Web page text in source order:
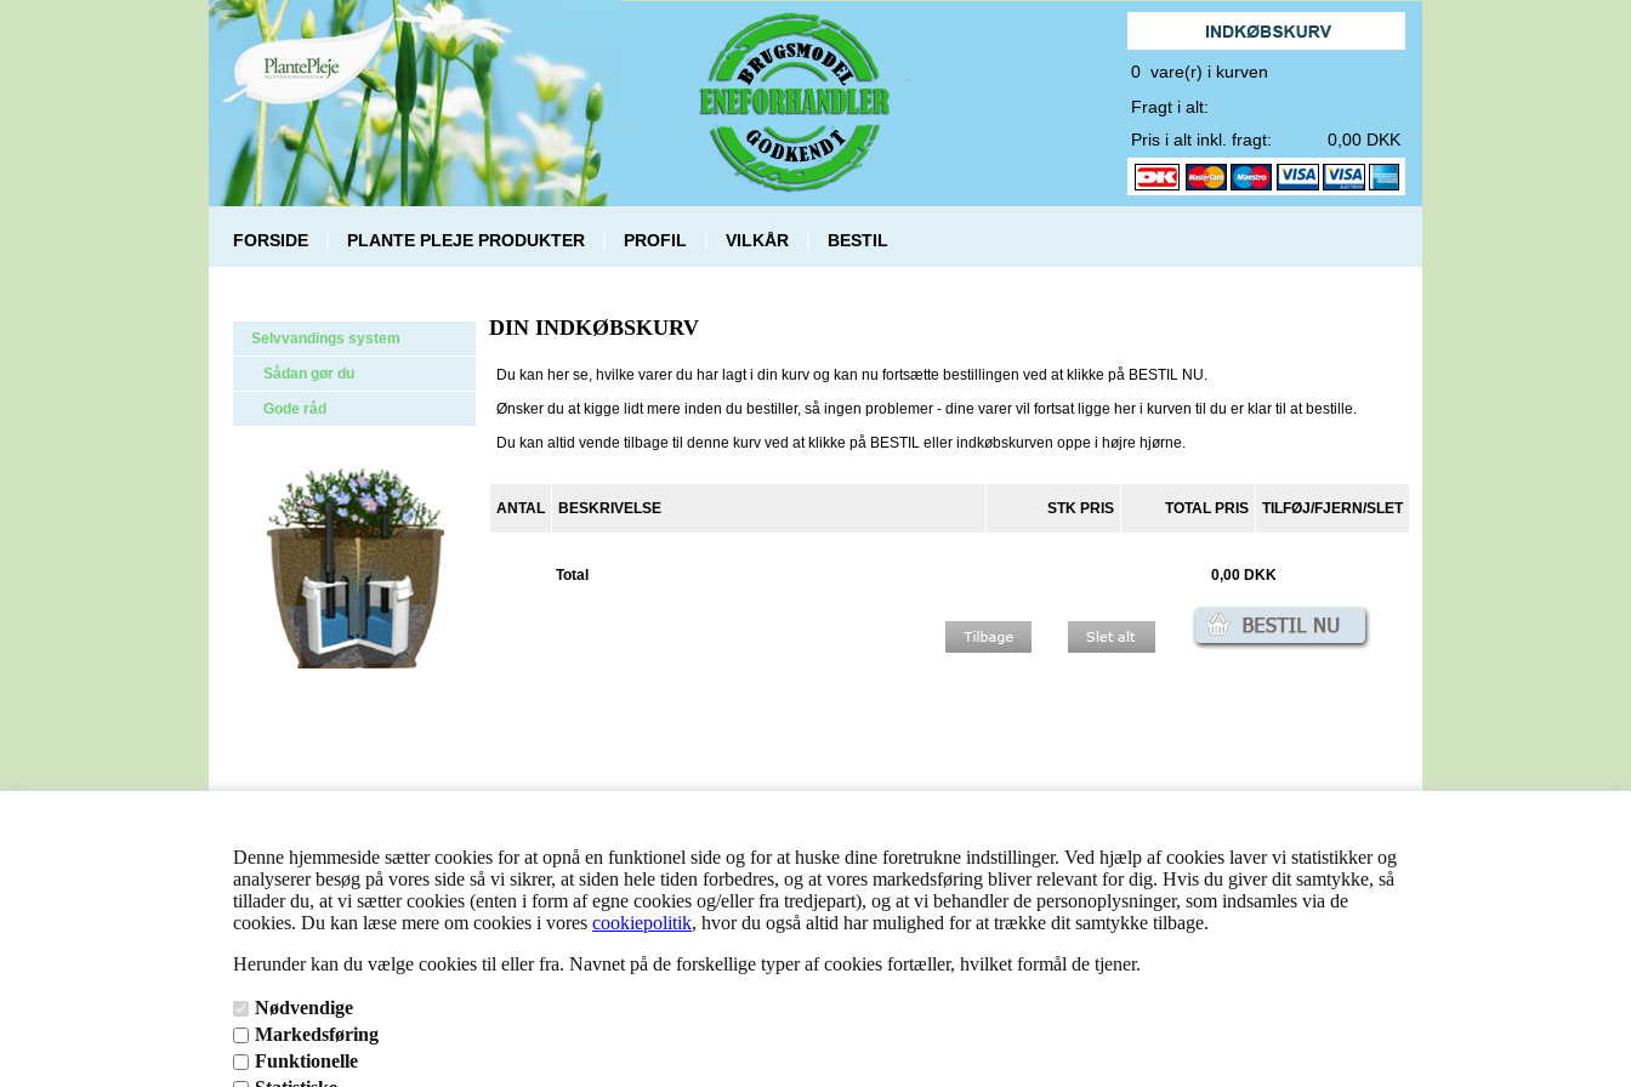
Denne hjemmeside sætter cookies for at opnå en funktionel side og for at huske dine foretrukne indstillinger. Ved hjælp af cookies laver vi statistikker og
analyserer besøg på vores side så vi sikrer, at siden hele tiden forbedres, og at vores markedsføring bliver relevant for dig. Hvis du giver dit samtykke, så
tillader du, at vi sætter cookies (enten i form af egne cookies og/eller fra tredjepart), og at vi behandler de personoplysninger, som indsamles via de
cookies. Du kan læse mere om cookies i vores cookiepolitik, hvor du også altid har mulighed for at trække dit samtykke tilbage.
Herunder kan du vælge cookies til eller fra. Navnet på de forskellige typer af cookies fortæller, hvilket formål de tjener.
Nødvendige
Markedsføring
Funktionelle
0 vare(r) i kurven
Fragt i alt:
Pris i alt inkl. fragt:
0,00 DKK
FORSIDE PLANTE PLEJE PRODUKTER PROFIL VILKÅR BESTIL
Selvvandings system
Sådan gør du
Gode råd
DIN INDKØBSKURV
Du kan her se, hvilke varer du har lagt i din kurv og kan nu fortsætte bestillingen ved at klikke på BESTIL NU.
Ønsker du at kigge lidt mere inden du bestiller, så ingen problemer - dine varer vil fortsat ligge her i kurven til du er klar til at bestille.
Du kan altid vende tilbage til denne kurv ved at klikke på BESTIL eller indkøbskurven oppe i højre hjørne.
ANTAL BESKRIVELSE STK PRIS TOTAL PRIS TILFØJ/FJERN/SLET
Total 0,00 DKK